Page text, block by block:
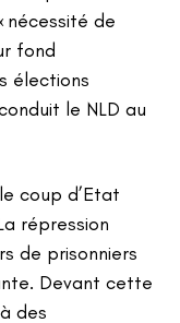
nécessité de
fond
élections
le NLD au
coup d’Etat
répression
de prisonniers
Devant cette
des